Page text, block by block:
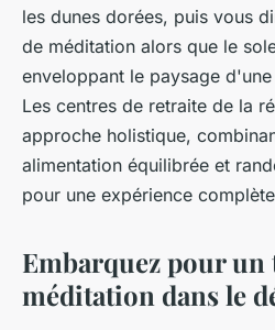
les dunes dorées, puis vous
de méditation alors que le
enveloppant le paysage
Les centres de retraite de la
approche holistique,
alimentation équilibrée et
pour une expérience
Embarquez pour un
méditation dans le